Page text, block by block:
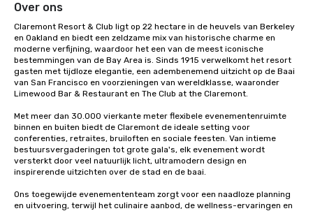
Over ons
Claremont Resort & Club ligt op 22 hectare in de heuvels van Berkeley
en Oakland en biedt een zeldzame mix van historische charme en
moderne verfijning, waardoor het een van de meest iconische
bestemmingen van de Bay Area is. Sinds 1915 verwelkomt het resort
gasten met tijdloze elegantie, een adembenemend uitzicht op de Baai
van San Francisco en voorzieningen van wereldklasse, waaronder
Limewood Bar & Restaurant en The Club at the Claremont.
Met meer dan 30.000 vierkante meter flexibele evenementenruimte
binnen en buiten biedt de Claremont de ideale setting voor
conferenties, retraites, bruiloften en sociale feesten. Van intieme
bestuursvergaderingen tot grote gala's, elk evenement wordt
versterkt door veel natuurlijk licht, ultramodern design en
inspirerende uitzichten over de stad en de baai.
Ons toegewijde evenemententeam zorgt voor een naadloze planning
en uitvoering, terwijl het culinaire aanbod, de wellness-ervaringen en